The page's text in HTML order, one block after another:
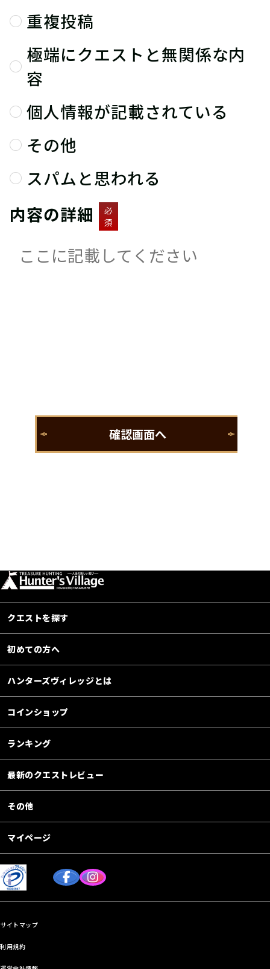
重複投稿
極端にクエストと無関係な内
容
個人情報が記載されている
その他
スパムと思われる
内容の詳細
必
須
クエストを探す
初めての方へ
ハンターズヴィレッジとは
コインショップ
ランキング
最新のクエストレビュー
その他
マイページ
サイトマップ
利用規約